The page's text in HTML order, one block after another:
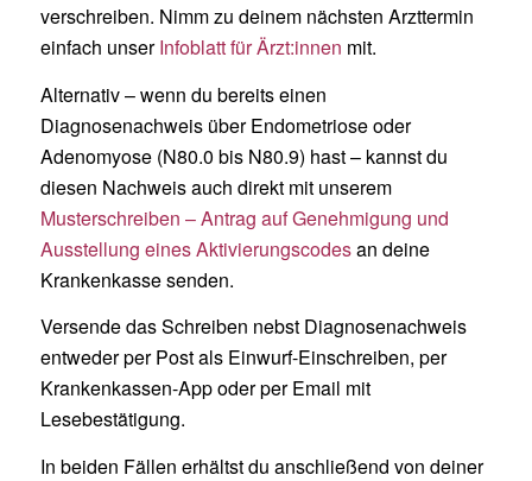
verschreiben. Nimm zu deinem nächsten Arzttermin
einfach unserInfoblatt für Ärzt:innen mit.
Alternativ – wenn du bereits einen
Diagnosenachweis über Endometriose oder
Adenomyose (N80.0 bis N80.9) hast – kannst du
diesen Nachweis auch direkt mit unserem
Musterschreiben – Antrag auf Genehmigung und
Ausstellung eines Aktivierungscodesan deine
Krankenkasse senden.
Versende das Schreiben nebst Diagnosenachweis
entweder per Post als Einwurf-Einschreiben, per
Krankenkassen-App oder per Email mit
Lesebestätigung.
In beiden Fällen erhältst du anschließend von deiner